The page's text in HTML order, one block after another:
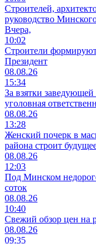
Cтроителей,
руководство
Вчера,
10:02
Строители
Президент
08.08.26
15:34
За взятки
уголовная
08.08.26
13:28
Женский почерк в
района строит
08.08.26
12:03
Под Минском
соток
08.08.26
10:40
Свежий обзор цен на
08.08.26
09:35